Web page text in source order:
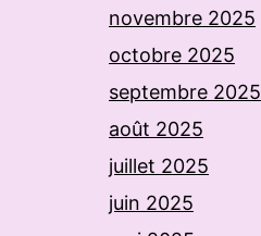
novembre 2025
octobre 2025
septembre 2025
août 2025
juillet 2025
juin 2025